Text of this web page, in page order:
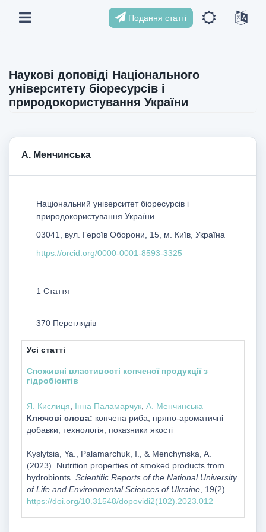
Подання статті
Наукові доповіді Національного
університету біоресурсів і
природокористування України
А. Менчинська
Національний університет біоресурсів і
природокористування України
03041, вул. Героїв Оборони, 15, м. Київ, Україна
https://orcid.org/0000-0001-8593-3325
1 Стаття
370 Переглядів
Усі статті
Споживні властивості копченої продукції з
гідробіонтів
Я. Кислиця Інна Паламарчук, А. Менчинська
Ключові слова: копчена риба, пряно-ароматичні
добавки, технологія, показники якості
Kyslytsia, Ya., Palamarchuk, I., & Menchynska, A.
(2023). Nutrition properties of smoked products from
hydrobionts. Scientific Reports of the National University
of Life and Environmental Sciences of Ukraine, 19(2).
https://doi.org/10.31548/dopovidi2(102).2023.012